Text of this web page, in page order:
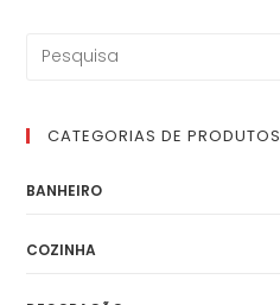
CATEGORIAS DE PRODUTOS
BANHEIRO
COZINHA